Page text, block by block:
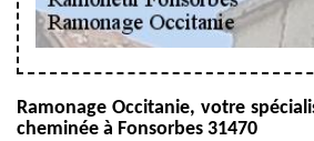
Ramonage Occitanie, votre
cheminée à Fonsorbes 31470